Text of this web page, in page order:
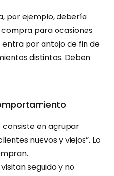
por ejemplo, debería
para ocasiones
entra por antojo de fin de
distintos. Deben
consiste en agrupar
nuevos y viejos”. Lo
visitan seguido y no